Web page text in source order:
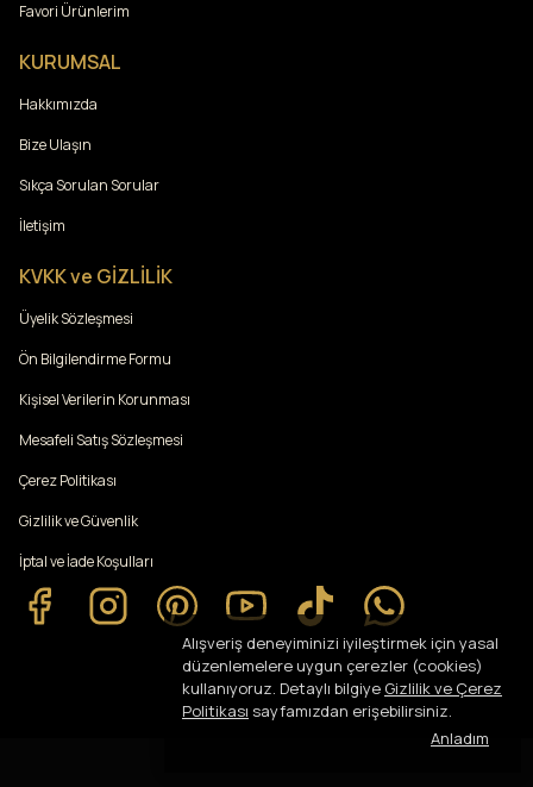
Alışveriş deneyiminizi iyileştirmek için yasal
düzenlemelere uygun çerezler (cookies)
kullanıyoruz. Detaylı bilgiye Gizlilik ve Çerez
Politikası sayfamızdan erişebilirsiniz.
Anladım
Favori Ürünlerim
KURUMSAL
Hakkımızda
Bize Ulaşın
Sıkça Sorulan Sorular
İletişim
KVKK ve GİZLİLİK
Üyelik Sözleşmesi
Ön Bilgilendirme Formu
Kişisel Verilerin Korunması
Mesafeli Satış Sözleşmesi
Çerez Politikası
Gizlilik ve Güvenlik
İptal ve İade Koşulları